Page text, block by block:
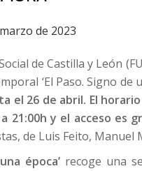
de 2023
de Castilla y León
‘El Paso. Signo de
el 26 de abril. El
21:00h y el acceso es
de Luis Feito,
época’ recoge una